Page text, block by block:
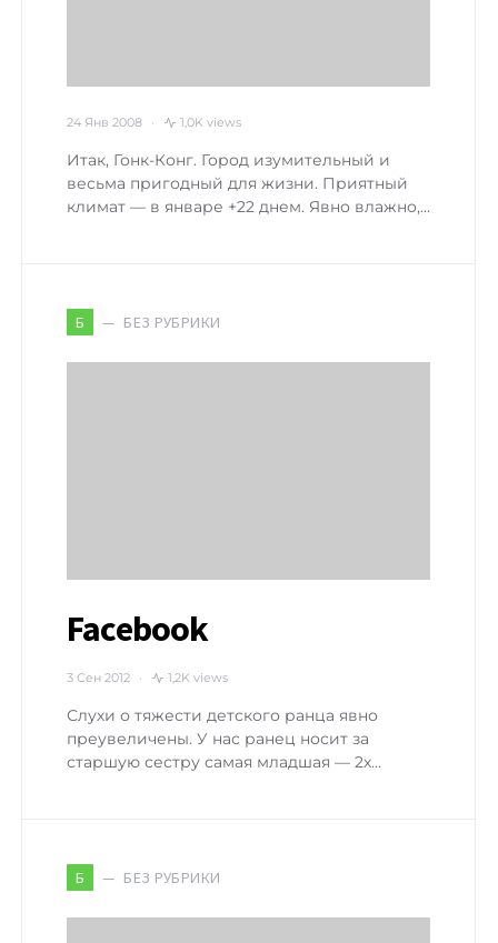
24 Янв 2008 1,0K views
Итак, Гонк-Конг. Город изумительный и
весьма пригодный для жизни. Приятный
климат — в январе +22 днем. Явно влажно,…
Б БЕЗ РУБРИКИ
Facebook
3 Сен 2012 1,2K views
Слухи о тяжести детского ранца явно
преувеличены. У нас ранец носит за
старшую сестру самая младшая — 2х…
Б БЕЗ РУБРИКИ